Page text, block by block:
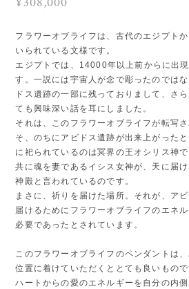
フラワーオブライフは、古代のエジプト
いられている文様です。
エジプトでは、14000年以上前からに出
す。一説には宇宙人が念で彫ったのでは
ドス遺跡の一部に残っておりまして、さ
ても興味深い話を耳にしました。
それは、このフラワーオブライフが転写
そ、のちにアビドス遺跡が出来上がった
に祀られているのは冥界の王オシリス神
共に魂を妻であるイシス女神が、天に届
神殿と言われているのです。
まさに、祈りを届けた場所。それが、ア
届けるためにフラワーオブライフのエネ
必要であったとされています。
このフラワーオブライフのペンダントは
位置に着けていただくととても良いもので
ハートからの愛のエネルギーを自分の内